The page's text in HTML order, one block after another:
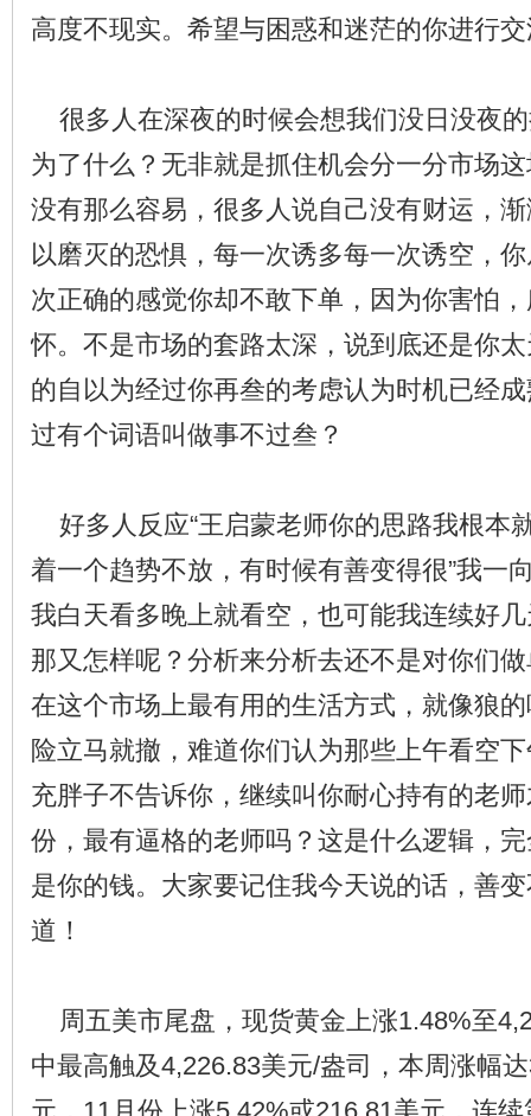
高度不现实。希望与困惑和迷茫的你进行
很多人在深夜的时候会想我们没日没夜
为了什么？无非就是抓住机会分一分市场
没有那么容易，很多人说自己没有财运，
以磨灭的恐惧，每一次诱多每一次诱空，
次正确的感觉你却不敢下单，因为你害怕
怀。不是市场的套路太深，说到底还是你
的自以为经过你再叁的考虑认为时机已经
过有个词语叫做事不过叁？
好多人反应“王启蒙老师你的思路我根本
着一个趋势不放，有时候有善变得很”我一
我白天看多晚上就看空，也可能我连续好
那又怎样呢？分析来分析去还不是对你们
在这个市场上最有用的生活方式，就像狼
险立马就撤，难道你们认为那些上午看空
充胖子不告诉你，继续叫你耐心持有的老
份，最有逼格的老师吗？这是什么逻辑，
是你的钱。大家要记住我今天说的话，善
道！
周五美市尾盘，现货黄金上涨1.48%至
中最高触及4,226.83美元/盎司，本周涨幅